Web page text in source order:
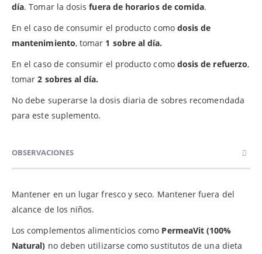
día. Tomar la dosisfuera de horarios de comida.
En el caso de consumir el producto como dosis de
mantenimiento, tomar 1 sobre al día.
En el caso de consumir el producto como dosis de refuerzo,
tomar2 sobres al día.
No debe superarse la dosis diaria de sobres recomendada
para este suplemento.
OBSERVACIONES
Mantener en un lugar fresco y seco. Mantener fuera del
alcance de los niños.
Los complementos alimenticios como PermeaVit (100%
Natural) no deben utilizarse como sustitutos de una dieta